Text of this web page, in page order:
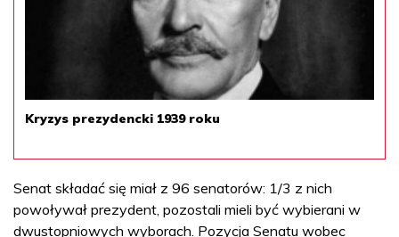
Kryzys prezydencki 1939 roku
Senat składać się miał z 96 senatorów: 1/3 z nich
powoływał prezydent, pozostali mieli być wybierani w
dwustopniowych wyborach. Pozycja Senatu wobec